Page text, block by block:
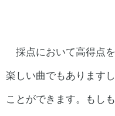
採点において高得点
楽しい曲でもあります
ことができます。もし